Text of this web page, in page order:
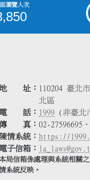
瀏覽人次
址
110204 臺北
北區
話
1999 (非臺北
真
02-27596695
陳情系統
https://
子信箱
局信箱係處理與系統相關
系統反映。